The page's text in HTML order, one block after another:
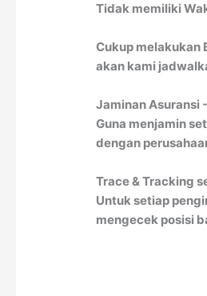
Tidak memiliki
Cukup melakukan
akan kami
Jaminan Asuransi
Guna menjamin
dengan
Trace & Tracking
Untuk setiap
mengecek posisi